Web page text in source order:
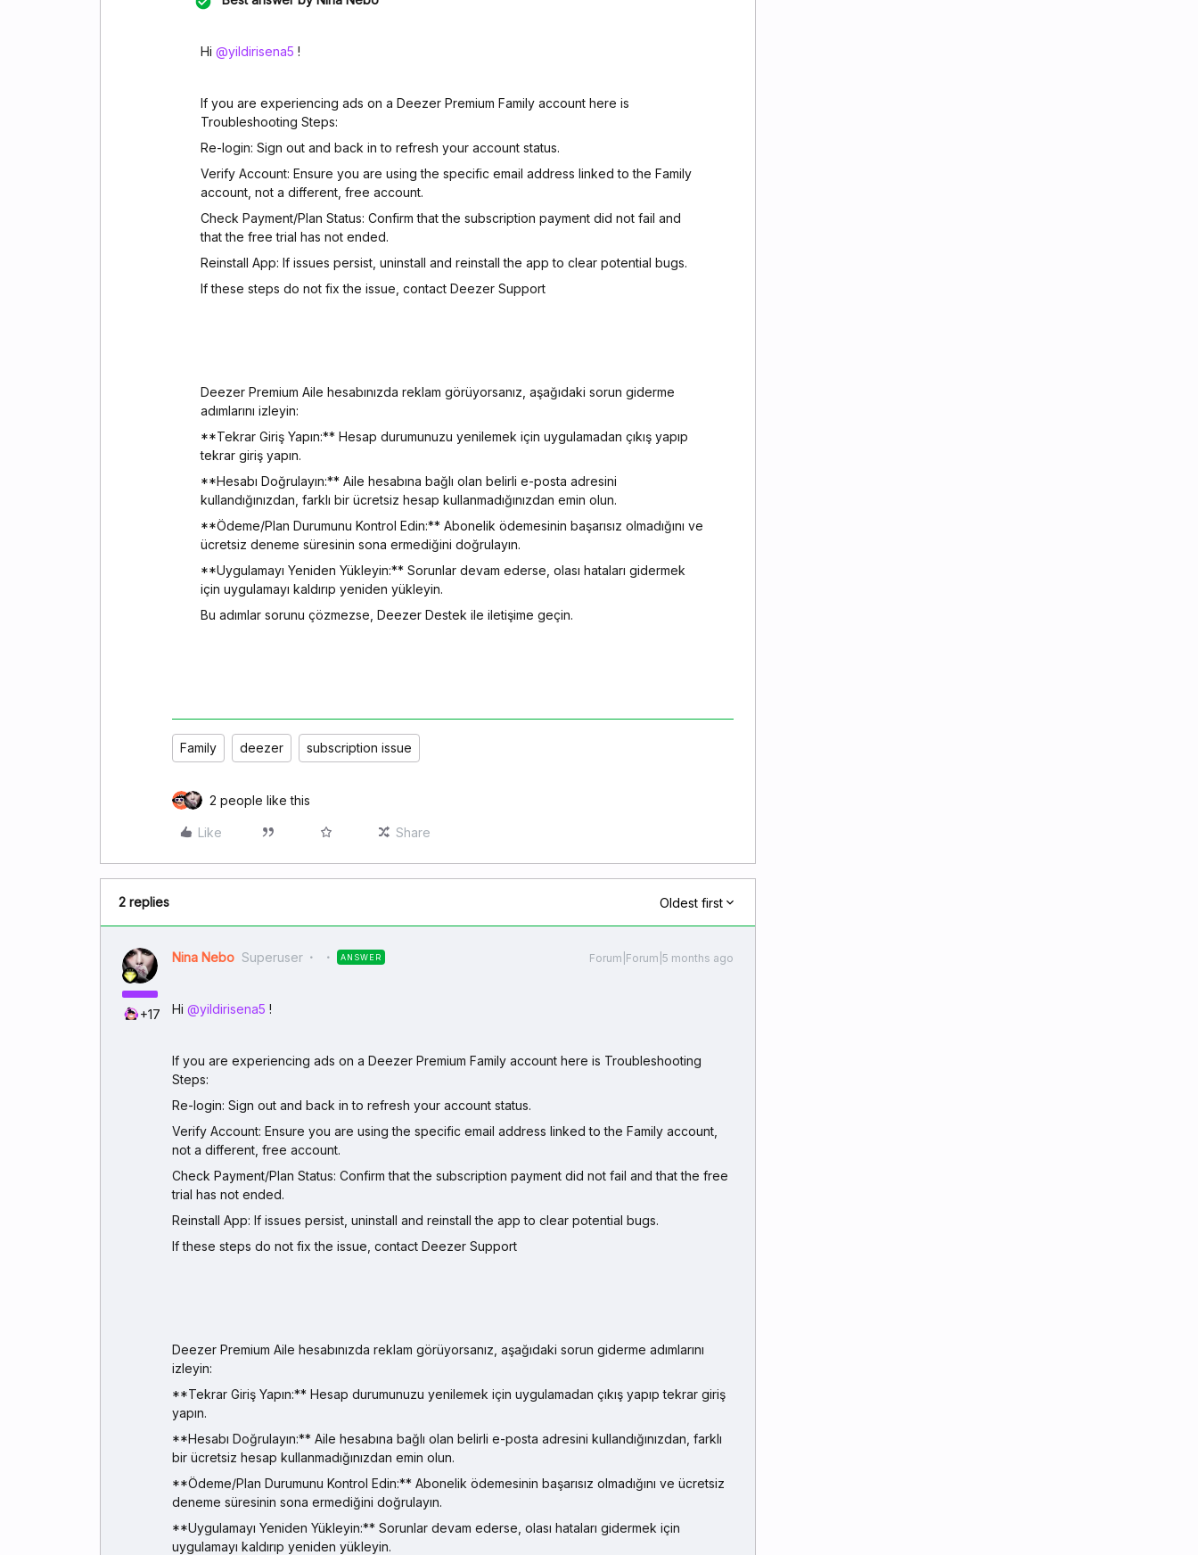
Hi ​ @yildirisena5 !
If you are experiencing ads on a Deezer Premium Family account here is
Troubleshooting Steps:
Re-login: Sign out and back in to refresh your account status.
Verify Account: Ensure you are using the specific email address linked to the Family
account, not a different, free account.
Check Payment/Plan Status: Confirm that the subscription payment did not fail and
that the free trial has not ended.
Reinstall App: If issues persist, uninstall and reinstall the app to clear potential bugs.
If these steps do not fix the issue, contact Deezer Support
Deezer Premium Aile hesabınızda reklam görüyorsanız, aşağıdaki sorun giderme
adımlarını izleyin:
**Tekrar Giriş Yapın:** Hesap durumunuzu yenilemek için uygulamadan çıkış yapıp
tekrar giriş yapın.
**Hesabı Doğrulayın:** Aile hesabına bağlı olan belirli e-posta adresini
kullandığınızdan, farklı bir ücretsiz hesap kullanmadığınızdan emin olun.
**Ödeme/Plan Durumunu Kontrol Edin:** Abonelik ödemesinin başarısız olmadığını ve
ücretsiz deneme süresinin sona ermediğini doğrulayın.
**Uygulamayı Yeniden Yükleyin:** Sorunlar devam ederse, olası hataları gidermek
için uygulamayı kaldırıp yeniden yükleyin.
Bu adımlar sorunu çözmezse, Deezer Destek ile iletişime geçin.
Family deezer subscription issue
2 people like this
Like Share
2 replies Oldest first
+17
Nina Nebo Superuser ANSWER Forum|Forum|5 months ago
Hi ​ @yildirisena5 !
If you are experiencing ads on a Deezer Premium Family account here is Troubleshooting
Steps:
Re-login: Sign out and back in to refresh your account status.
Verify Account: Ensure you are using the specific email address linked to the Family account,
not a different, free account.
Check Payment/Plan Status: Confirm that the subscription payment did not fail and that the free
trial has not ended.
Reinstall App: If issues persist, uninstall and reinstall the app to clear potential bugs.
If these steps do not fix the issue, contact Deezer Support
Deezer Premium Aile hesabınızda reklam görüyorsanız, aşağıdaki sorun giderme adımlarını
izleyin:
**Tekrar Giriş Yapın:** Hesap durumunuzu yenilemek için uygulamadan çıkış yapıp tekrar giriş
yapın.
**Hesabı Doğrulayın:** Aile hesabına bağlı olan belirli e-posta adresini kullandığınızdan, farklı
bir ücretsiz hesap kullanmadığınızdan emin olun.
**Ödeme/Plan Durumunu Kontrol Edin:** Abonelik ödemesinin başarısız olmadığını ve ücretsiz
deneme süresinin sona ermediğini doğrulayın.
**Uygulamayı Yeniden Yükleyin:** Sorunlar devam ederse, olası hataları gidermek için
uygulamayı kaldırıp yeniden yükleyin.